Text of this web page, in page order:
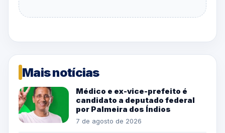
Mais notícias
Médico e ex-vice-prefeito é
candidato a deputado federal
por Palmeira dos Índios
7 de agosto de 2026